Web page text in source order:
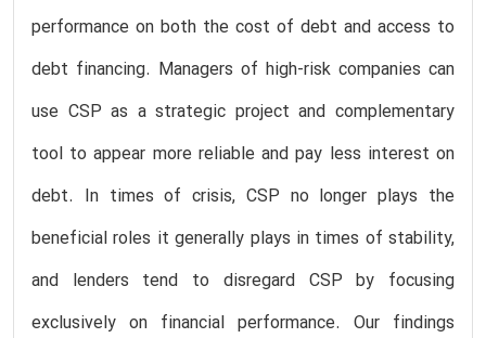
performance on both the cost of debt and access to
debt financing. Managers of high-risk companies can
use CSP as a strategic project and complementary
tool to appear more reliable and pay less interest on
debt. In times of crisis, CSP no longer plays the
beneficial roles it generally plays in times of stability,
and lenders tend to disregard CSP by focusing
exclusively on financial performance. Our findings